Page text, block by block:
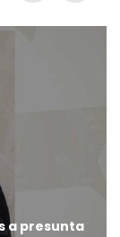
a presunta